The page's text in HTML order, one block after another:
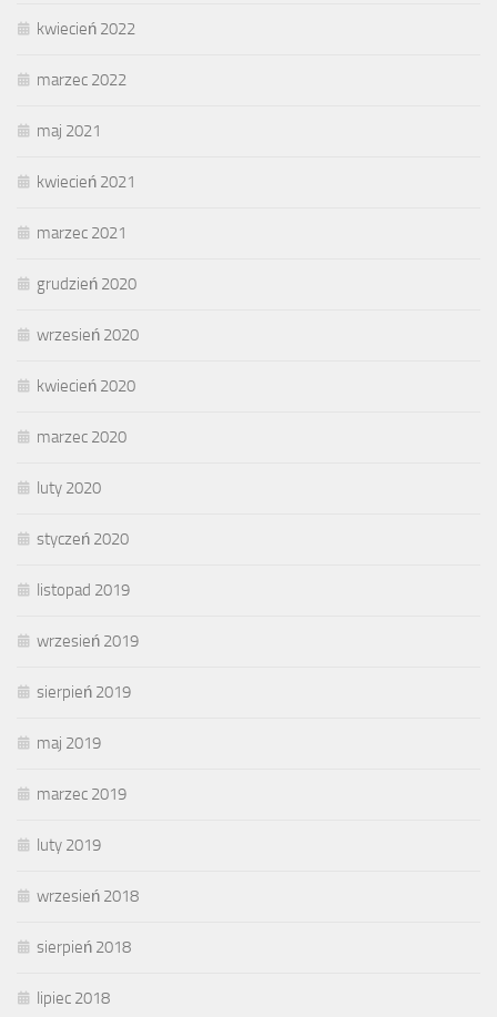
kwiecień 2022
marzec 2022
maj 2021
kwiecień 2021
marzec 2021
grudzień 2020
wrzesień 2020
kwiecień 2020
marzec 2020
luty 2020
styczeń 2020
listopad 2019
wrzesień 2019
sierpień 2019
maj 2019
marzec 2019
luty 2019
wrzesień 2018
sierpień 2018
lipiec 2018